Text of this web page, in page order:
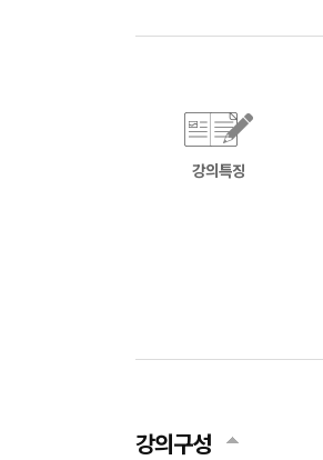
강의특징
강의구성